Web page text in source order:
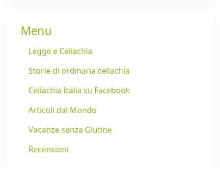
Menu
Legge e Celiachia
Storie di ordinaria celiachia
Celiachia Italia su Facebook
Articoli dal Mondo
Vacanze senza Glutine
Recensioni